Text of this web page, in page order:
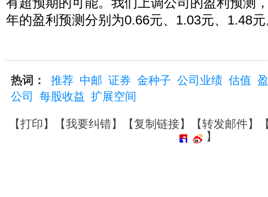
年的盈利预测分别为0.66元、1.03元、1.48
热词： 推荐 中邮 证券 金种子 公司业绩 估值
公司
每股收益 扩展空间
【打印】【我要纠错】【复制链接】【转发邮件】
】